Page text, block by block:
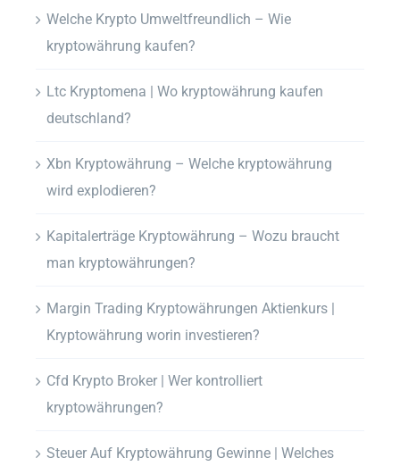
Welche Krypto Umweltfreundlich – Wie
kryptowährung kaufen?
Ltc Kryptomena | Wo kryptowährung kaufen
deutschland?
Xbn Kryptowährung – Welche kryptowährung
wird explodieren?
Kapitalerträge Kryptowährung – Wozu braucht
man kryptowährungen?
Margin Trading Kryptowährungen Aktienkurs |
Kryptowährung worin investieren?
Cfd Krypto Broker | Wer kontrolliert
kryptowährungen?
Steuer Auf Kryptowährung Gewinne | Welches